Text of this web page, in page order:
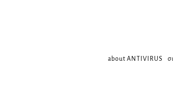
about ANTIVIRUS